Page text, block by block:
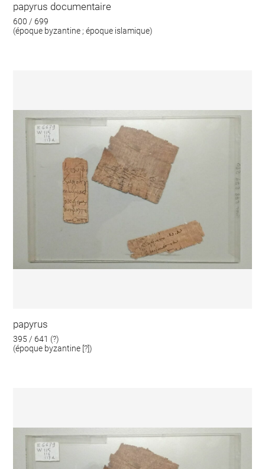
papyrus documentaire
600 / 699
(époque byzantine ; époque islamique)
papyrus
395 / 641 (?)
(époque byzantine [?])